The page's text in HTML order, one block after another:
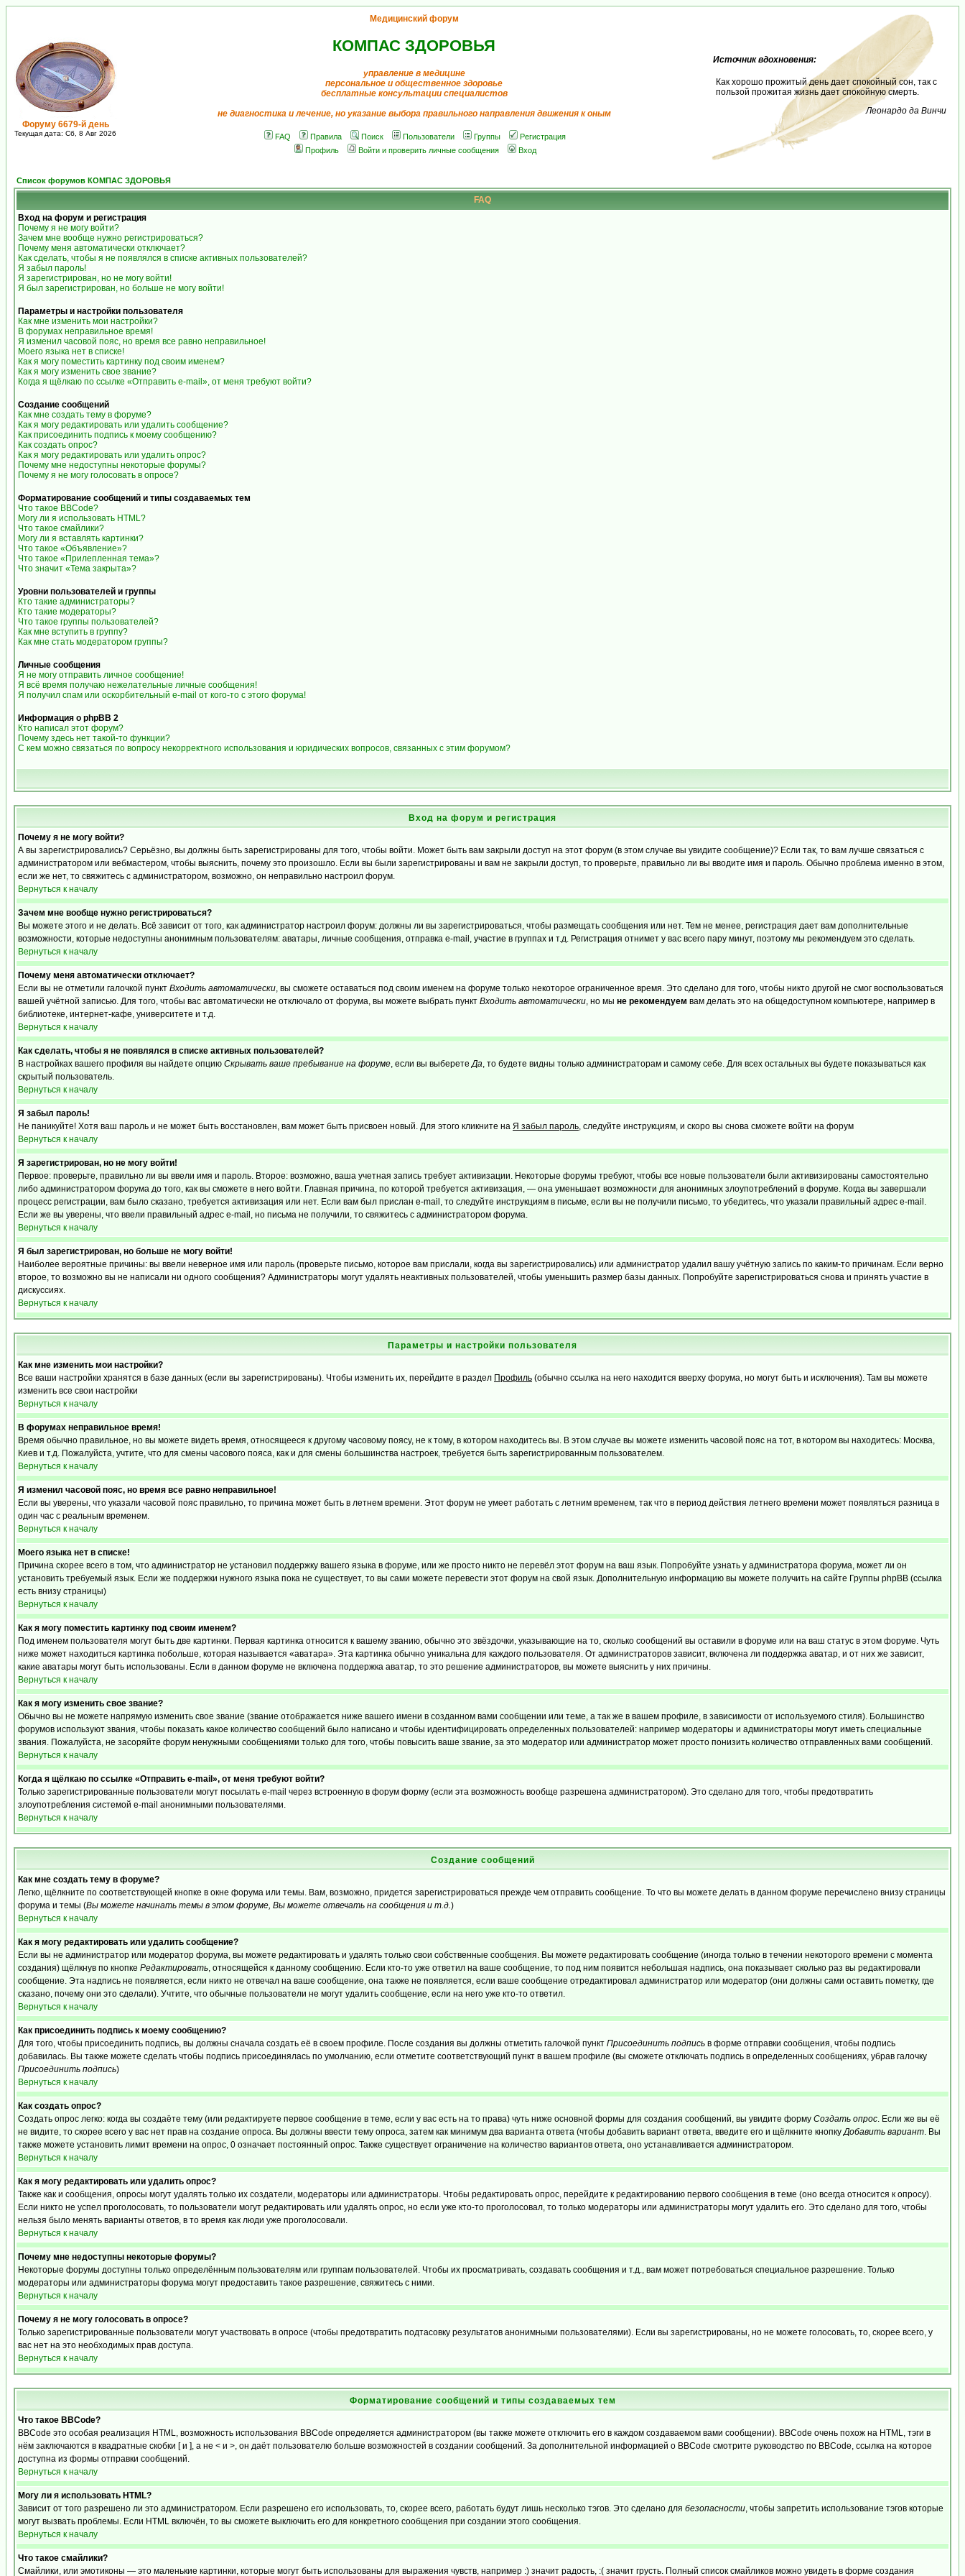
Форуму 6679-й день
Текущая дата: Сб, 8 Авг 2026
Медицинский форум
КОМПАС ЗДОРОВЬЯ
управление в медицине
персональное и общественное здоровье
бесплатные консультации специалистов
не диагностика и лечение, но указание выбора правильного направления движения к оным
FAQ Правила Поиск Пользователи Группы
Регистрация
Профиль
Войти и проверить личные сообщения Вход
Источник вдохновения:
Как хорошо прожитый день дает спокойный сон, так с
пользой прожитая жизнь дает спокойную смерть.
Леонардо да Винчи
Список форумов КОМПАС ЗДОРОВЬЯ
FAQ
Вход на форум и регистрация
Почему я не могу войти?
Зачем мне вообще нужно регистрироваться?
Почему меня автоматически отключает?
Как сделать, чтобы я не появлялся в списке активных пользователей?
Я забыл пароль!
Я зарегистрирован, но не могу войти!
Я был зарегистрирован, но больше не могу войти!
Параметры и настройки пользователя
Как мне изменить мои настройки?
В форумах неправильное время!
Я изменил часовой пояс, но время все равно неправильное!
Моего языка нет в списке!
Как я могу поместить картинку под своим именем?
Как я могу изменить свое звание?
Когда я щёлкаю по ссылке «Отправить e-mail», от меня требуют войти?
Создание сообщений
Как мне создать тему в форуме?
Как я могу редактировать или удалить сообщение?
Как присоединить подпись к моему сообщению?
Как создать опрос?
Как я могу редактировать или удалить опрос?
Почему мне недоступны некоторые форумы?
Почему я не могу голосовать в опросе?
Форматирование сообщений и типы создаваемых тем
Что такое BBCode?
Могу ли я использовать HTML?
Что такое смайлики?
Могу ли я вставлять картинки?
Что такое «Объявление»?
Что такое «Прилепленная тема»?
Что значит «Тема закрыта»?
Уровни пользователей и группы
Кто такие администраторы?
Кто такие модераторы?
Что такое группы пользователей?
Как мне вступить в группу?
Как мне стать модератором группы?
Личные сообщения
Я не могу отправить личное сообщение!
Я всё время получаю нежелательные личные сообщения!
Я получил спам или оскорбительный e-mail от кого-то с этого форума!
Информация о phpBB 2
Кто написал этот форум?
Почему здесь нет такой-то функции?
С кем можно связаться по вопросу некорректного использования и юридических вопросов, связанных с этим форумом?
Вход на форум и регистрация
Почему я не могу войти?
А вы зарегистрировались? Серьёзно, вы должны быть зарегистрированы для того, чтобы войти. Может быть вам закрыли доступ на этот форум (в этом случае вы увидите сообщение)? Если так, то вам лучше связаться с
администратором или вебмастером, чтобы выяснить, почему это произошло. Если вы были зарегистрированы и вам не закрыли доступ, то проверьте, правильно ли вы вводите имя и пароль. Обычно проблема именно в этом,
если же нет, то свяжитесь с администратором, возможно, он неправильно настроил форум.
Вернуться к началу
Зачем мне вообще нужно регистрироваться?
Вы можете этого и не делать. Всё зависит от того, как администратор настроил форум: должны ли вы зарегистрироваться, чтобы размещать сообщения или нет. Тем не менее, регистрация дает вам дополнительные
возможности, которые недоступны анонимным пользователям: аватары, личные сообщения, отправка e-mail, участие в группах и т.д. Регистрация отнимет у вас всего пару минут, поэтому мы рекомендуем это сделать.
Вернуться к началу
Почему меня автоматически отключает?
Если вы не отметили галочкой пункт Входить автоматически, вы сможете оставаться под своим именем на форуме только некоторое ограниченное время. Это сделано для того, чтобы никто другой не смог воспользоваться
вашей учётной записью. Для того, чтобы вас автоматически не отключало от форума, вы можете выбрать пункт Входить автоматически, но мы не рекомендуем вам делать это на общедоступном компьютере, например в
библиотеке, интернет-кафе, университете и т.д.
Вернуться к началу
Как сделать, чтобы я не появлялся в списке активных пользователей?
В настройках вашего профиля вы найдете опцию Скрывать ваше пребывание на форуме, если вы выберетеДа, то будете видны только администраторам и самому себе. Для всех остальных вы будете показываться как
скрытый пользователь.
Вернуться к началу
Я забыл пароль!
Не паникуйте! Хотя ваш пароль и не может быть восстановлен, вам может быть присвоен новый. Для этого кликните на Я забыл пароль, следуйте инструкциям, и скоро вы снова сможете войти на форум
Вернуться к началу
Я зарегистрирован, но не могу войти!
Первое: проверьте, правильно ли вы ввели имя и пароль. Второе: возможно, ваша учетная запись требует активизации. Некоторые форумы требуют, чтобы все новые пользователи были активизированы самостоятельно
либо администратором форума до того, как вы сможете в него войти. Главная причина, по которой требуется активизация, — она уменьшает возможности для анонимных злоупотреблений в форуме. Когда вы завершали
процесс регистрации, вам было сказано, требуется активизация или нет. Если вам был прислан e-mail, то следуйте инструкциям в письме, если вы не получили письмо, то убедитесь, что указали правильный адрес e-mail.
Если же вы уверены, что ввели правильный адрес e-mail, но письма не получили, то свяжитесь с администратором форума.
Вернуться к началу
Я был зарегистрирован, но больше не могу войти!
Наиболее вероятные причины: вы ввели неверное имя или пароль (проверьте письмо, которое вам прислали, когда вы зарегистрировались) или администратор удалил вашу учётную запись по каким-то причинам. Если верно
второе, то возможно вы не написали ни одного сообщения? Администраторы могут удалять неактивных пользователей, чтобы уменьшить размер базы данных. Попробуйте зарегистрироваться снова и принять участие в
дискуссиях.
Вернуться к началу
Параметры и настройки пользователя
Как мне изменить мои настройки?
Все ваши настройки хранятся в базе данных (если вы зарегистрированы). Чтобы изменить их, перейдите в раздел Профиль (обычно ссылка на него находится вверху форума, но могут быть и исключения). Там вы можете
изменить все свои настройки
Вернуться к началу
В форумах неправильное время!
Время обычно правильное, но вы можете видеть время, относящееся к другому часовому поясу, не к тому, в котором находитесь вы. В этом случае вы можете изменить часовой пояс на тот, в котором вы находитесь: Москва,
Киев и т.д. Пожалуйста, учтите, что для смены часового пояса, как и для смены большинства настроек, требуется быть зарегистрированным пользователем.
Вернуться к началу
Я изменил часовой пояс, но время все равно неправильное!
Если вы уверены, что указали часовой пояс правильно, то причина может быть в летнем времени. Этот форум не умеет работать с летним временем, так что в период действия летнего времени может появляться разница в
один час с реальным временем.
Вернуться к началу
Моего языка нет в списке!
Причина скорее всего в том, что администратор не установил поддержку вашего языка в форуме, или же просто никто не перевёл этот форум на ваш язык. Попробуйте узнать у администратора форума, может ли он
установить требуемый язык. Если же поддержки нужного языка пока не существует, то вы сами можете перевести этот форум на свой язык. Дополнительную информацию вы можете получить на сайте Группы phpBB (ссылка
есть внизу страницы)
Вернуться к началу
Как я могу поместить картинку под своим именем?
Под именем пользователя могут быть две картинки. Первая картинка относится к вашему званию, обычно это звёздочки, указывающие на то, сколько сообщений вы оставили в форуме или на ваш статус в этом форуме. Чуть
ниже может находиться картинка побольше, которая называется «аватара». Эта картинка обычно уникальна для каждого пользователя. От администраторов зависит, включена ли поддержка аватар, и от них же зависит,
какие аватары могут быть использованы. Если в данном форуме не включена поддержка аватар, то это решение администраторов, вы можете выяснить у них причины.
Вернуться к началу
Как я могу изменить свое звание?
Обычно вы не можете напрямую изменить свое звание (звание отображается ниже вашего имени в созданном вами сообщении или теме, а так же в вашем профиле, в зависимости от используемого стиля). Большинство
форумов используют звания, чтобы показать какое количество сообщений было написано и чтобы идентифицировать определенных пользователей: например модераторы и администраторы могут иметь специальные
звания. Пожалуйста, не засоряйте форум ненужными сообщениями только для того, чтобы повысить ваше звание, за это модератор или администратор может просто понизить количество отправленных вами сообщений.
Вернуться к началу
Когда я щёлкаю по ссылке «Отправить e-mail», от меня требуют войти?
Только зарегистрированные пользователи могут посылать e-mail через встроенную в форум форму (если эта возможность вообще разрешена администратором). Это сделано для того, чтобы предотвратить
злоупотребления системой e-mail анонимными пользователями.
Вернуться к началу
Создание сообщений
Как мне создать тему в форуме?
Легко, щёлкните по соответствующей кнопке в окне форума или темы. Вам, возможно, придется зарегистрироваться прежде чем отправить сообщение. То что вы можете делать в данном форуме перечислено внизу страницы
форума и темы (Вы можете начинать темы в этом форуме, Вы можете отвечать на сообщения и т.д.)
Вернуться к началу
Как я могу редактировать или удалить сообщение?
Если вы не администратор или модератор форума, вы можете редактировать и удалять только свои собственные сообщения. Вы можете редактировать сообщение (иногда только в течении некоторого времени с момента
создания) щёлкнув по кнопке Редактировать, относящейся к данному сообщению. Если кто-то уже ответил на ваше сообщение, то под ним появится небольшая надпись, она показывает сколько раз вы редактировали
сообщение. Эта надпись не появляется, если никто не отвечал на ваше сообщение, она также не появляется, если ваше сообщение отредактировал администратор или модератор (они должны сами оставить пометку, где
сказано, почему они это сделали). Учтите, что обычные пользователи не могут удалить сообщение, если на него уже кто-то ответил.
Вернуться к началу
Как присоединить подпись к моему сообщению?
Для того, чтобы присоединить подпись, вы должны сначала создать её в своем профиле. После создания вы должны отметить галочкой пункт Присоединить подпись в форме отправки сообщения, чтобы подпись
добавилась. Вы также можете сделать чтобы подпись присоединялась по умолчанию, если отметите соответствующий пункт в вашем профиле (вы сможете отключать подпись в определенных сообщениях, убрав галочку
Присоединить подпись)
Вернуться к началу
Как создать опрос?
Создать опрос легко: когда вы создаёте тему (или редактируете первое сообщение в теме, если у вас есть на то права) чуть ниже основной формы для создания сообщений, вы увидите форму Создать опрос. Если же вы её
не видите, то скорее всего у вас нет прав на создание опроса. Вы должны ввести тему опроса, затем как минимум два варианта ответа (чтобы добавить вариант ответа, введите его и щёлкните кнопкуДобавить вариант. Вы
также можете установить лимит времени на опрос, 0 означает постоянный опрос. Также существует ограничение на количество вариантов ответа, оно устанавливается администратором.
Вернуться к началу
Как я могу редактировать или удалить опрос?
Также как и сообщения, опросы могут удалять только их создатели, модераторы или администраторы. Чтобы редактировать опрос, перейдите к редактированию первого сообщения в теме (оно всегда относится к опросу).
Если никто не успел проголосовать, то пользователи могут редактировать или удалять опрос, но если уже кто-то проголосовал, то только модераторы или администраторы могут удалить его. Это сделано для того, чтобы
нельзя было менять варианты ответов, в то время как люди уже проголосовали.
Вернуться к началу
Почему мне недоступны некоторые форумы?
Некоторые форумы доступны только определённым пользователям или группам пользователей. Чтобы их просматривать, создавать сообщения и т.д., вам может потребоваться специальное разрешение. Только
модераторы или администраторы форума могут предоставить такое разрешение, свяжитесь с ними.
Вернуться к началу
Почему я не могу голосовать в опросе?
Только зарегистрированные пользователи могут участвовать в опросе (чтобы предотвратить подтасовку результатов анонимными пользователями). Если вы зарегистрированы, но не можете голосовать, то, скорее всего, у
вас нет на это необходимых прав доступа.
Вернуться к началу
Форматирование сообщений и типы создаваемых тем
Что такое BBCode?
BBCode это особая реализация HTML, возможность использования BBCode определяется администратором (вы также можете отключить его в каждом создаваемом вами сообщении). BBCode очень похож на HTML, тэги в
нём заключаются в квадратные скобки [ и ], а не < и >, он даёт пользователю больше возможностей в создании сообщений. За дополнительной информацией о BBCode смотрите руководство по BBCode, ссылка на которое
доступна из формы отправки сообщений.
Вернуться к началу
Могу ли я использовать HTML?
Зависит от того разрешено ли это администратором. Если разрешено его использовать, то, скорее всего, работать будут лишь несколько тэгов. Это сделано для безопасности, чтобы запретить использование тэгов которые
могут вызвать проблемы. Если HTML включён, то вы сможете выключить его для конкретного сообщения при создании этого сообщения.
Вернуться к началу
Что такое смайлики?
Смайлики, или эмотиконы — это маленькие картинки, которые могут быть использованы для выражения чувств, например :) значит радость, :( значит грусть. Полный список смайликов можно увидеть в форме создания